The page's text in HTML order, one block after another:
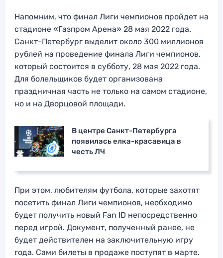
Напомним, что финал Лиги чемпионов пройдет на
стадионе «Газпром Арена» 28 мая 2022 года.
Санкт-Петербург выделит около 300 миллионов
рублей на проведение финала Лиги чемпионов,
который состоится в субботу, 28 мая 2022 года.
Для болельщиков будет организована
праздничная часть не только на самом стадионе,
но и на Дворцовой площади.
В центре Санкт-Петербурга
появилась елка-красавица в
честь ЛЧ
При этом, любителям футбола, которые захотят
посетить финал Лиги чемпионов, необходимо
будет получить новый Fan ID непосредственно
перед игрой. Документ, полученный ранее, не
будет действителен на заключительную игру
года. Сами билеты в продаже поступят в марте.